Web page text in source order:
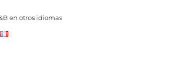
en otros idiomas